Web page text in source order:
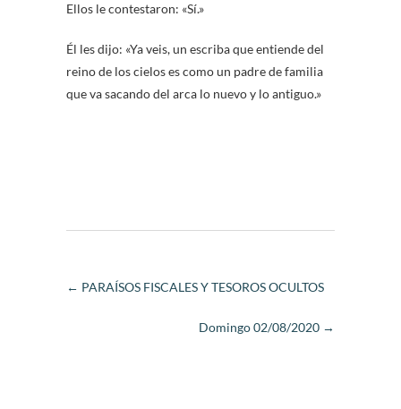
Ellos le contestaron: «Sí.»
Él les dijo: «Ya veis, un escriba que entiende del
reino de los cielos es como un padre de familia
que va sacando del arca lo nuevo y lo antiguo.»
← PARAÍSOS FISCALES Y TESOROS OCULTOS
Domingo 02/08/2020 →